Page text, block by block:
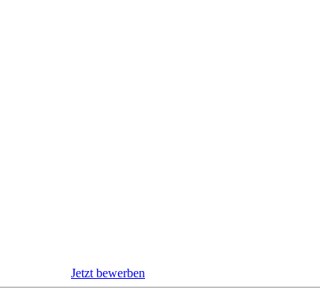
Jetzt bewerben